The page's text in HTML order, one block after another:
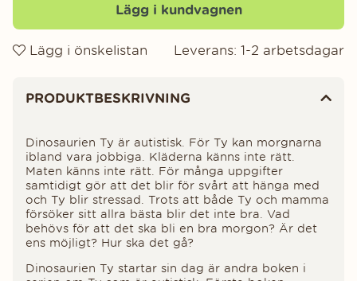
Lägg i kundvagnen
Lägg i önskelistan Leverans: 1-2 arbetsdagar
PRODUKTBESKRIVNING
Dinosaurien Ty är autistisk. För Ty kan morgnarna
ibland vara jobbiga. Kläderna känns inte rätt.
Maten känns inte rätt. För många uppgifter
samtidigt gör att det blir för svårt att hänga med
och Ty blir stressad. Trots att både Ty och mamma
försöker sitt allra bästa blir det inte bra. Vad
behövs för att det ska bli en bra morgon? Är det
ens möjligt? Hur ska det gå?
Dinosaurien Ty startar sin dag är andra boken i